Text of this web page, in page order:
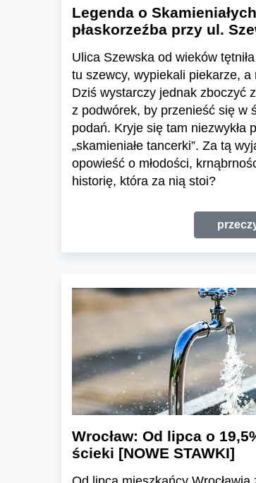
Legenda o
płaskorzeźba przy ul.
Ulica Szewska od wieków
tu szewcy, wypiekali piekarze, a
Dziś wystarczy jednak zboczyć
z podwórek, by przenieść się w
podań. Kryje się tam niezwykła
„skamieniałe tancerki”. Za tą
opowieść o młodości,
historię, która za nią stoi?
Wrocław: Od lipca o
ścieki [NOWE STAWKI]